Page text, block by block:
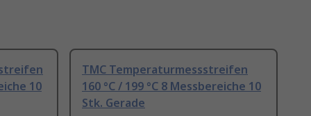
10
TMC Temperaturmessstreifen
160 °C / 199 °C 8 Messbereiche 10
Stk. Gerade